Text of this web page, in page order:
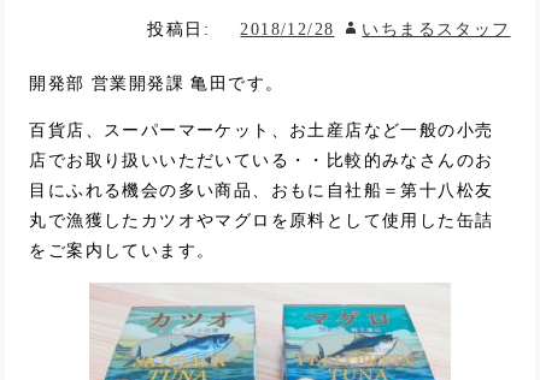
投稿日: 2018/12/28 いちまるスタッフ
開発部 営業開発課 亀田です。
百貨店、スーパーマーケット、お土産店など一般の小売
店でお取り扱いいただいている・・比較的みなさんのお
目にふれる機会の多い商品、おもに自社船＝第十八松友
丸で漁獲したカツオやマグロを原料として使用した缶詰
をご案内しています。